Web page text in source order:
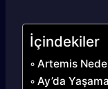
İçindekiler
Artemis
Ay’da